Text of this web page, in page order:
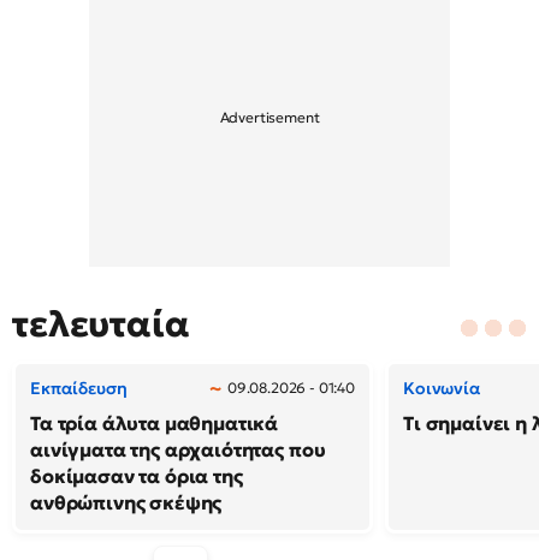
τελευταία
Εκπαίδευση 09.08.2026 - 01:40
Τα τρία άλυτα μαθηματικά
αινίγματα της αρχαιότητας που
δοκίμασαν τα όρια της
ανθρώπινης σκέψης
Κοινωνία
Τι σημαίνει η